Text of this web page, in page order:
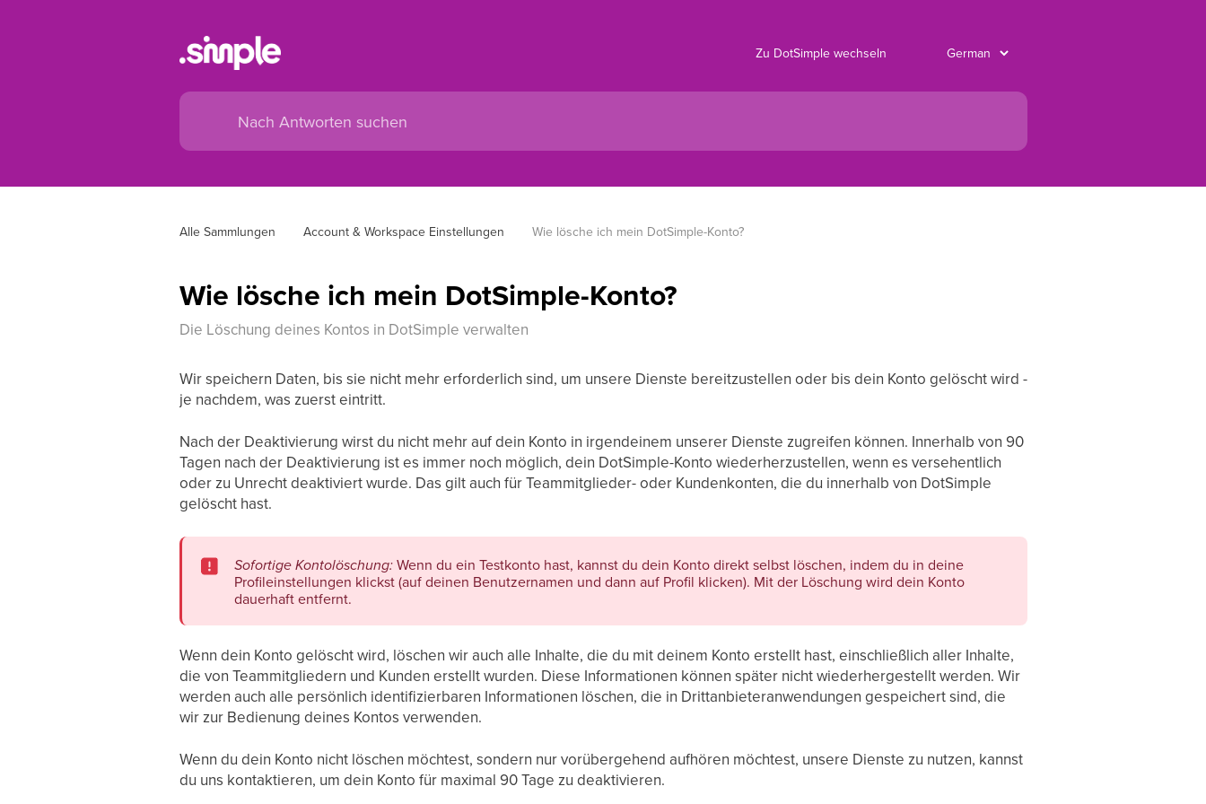
Zu DotSimple wechseln
Alle Sammlungen Account & Workspace Einstellungen Wie lösche ich mein DotSimple-Konto?
Wie lösche ich mein DotSimple-Konto?
Die Löschung deines Kontos in DotSimple verwalten
Wir speichern Daten, bis sie nicht mehr erforderlich sind, um unsere Dienste bereitzustellen oder bis dein Konto gelöscht wird -
je nachdem, was zuerst eintritt.
Nach der Deaktivierung wirst du nicht mehr auf dein Konto in irgendeinem unserer Dienste zugreifen können. Innerhalb von 90
Tagen nach der Deaktivierung ist es immer noch möglich, dein DotSimple-Konto wiederherzustellen, wenn es versehentlich
oder zu Unrecht deaktiviert wurde. Das gilt auch für Teammitglieder- oder Kundenkonten, die du innerhalb von DotSimple
gelöscht hast.
Sofortige Kontolöschung:Wenn du ein Testkonto hast, kannst du dein Konto direkt selbst löschen, indem du in deine
Profileinstellungen klickst (auf deinen Benutzernamen und dann auf Profil klicken). Mit der Löschung wird dein Konto
dauerhaft entfernt.
Wenn dein Konto gelöscht wird, löschen wir auch alle Inhalte, die du mit deinem Konto erstellt hast, einschließlich aller Inhalte,
die von Teammitgliedern und Kunden erstellt wurden. Diese Informationen können später nicht wiederhergestellt werden. Wir
werden auch alle persönlich identifizierbaren Informationen löschen, die in Drittanbieteranwendungen gespeichert sind, die
wir zur Bedienung deines Kontos verwenden.
Wenn du dein Konto nicht löschen möchtest, sondern nur vorübergehend aufhören möchtest, unsere Dienste zu nutzen, kannst
du uns kontaktieren, um dein Konto für maximal 90 Tage zu deaktivieren.